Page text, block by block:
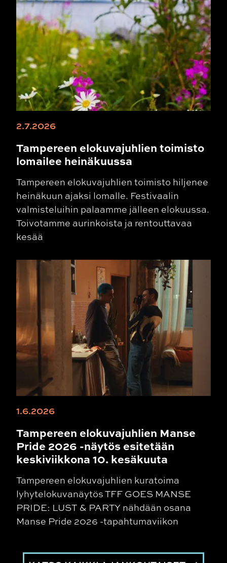
2.7.2026
Tampereen elokuvajuhlien toimisto
lomailee heinäkuussa
Tampereen elokuvajuhlien toimisto hiljenee
heinäkuun ajaksi lomalle. Festivaalin
valmisteluihin palaamme jälleen elokuussa.
Toivotamme aurinkoista ja rentouttavaa
kesää
1.6.2026
Tampereen elokuvajuhlien Manse
Pride 2026 -näytös esitetään
keskiviikkona 10. kesäkuuta
Tampereen elokuvajuhlien kuratoima
lyhytelokuvanäytös TFF GOES MANSE
PRIDE: LUST & PARTY nähdään osana
Manse Pride 2026 -tapahtumaviikon